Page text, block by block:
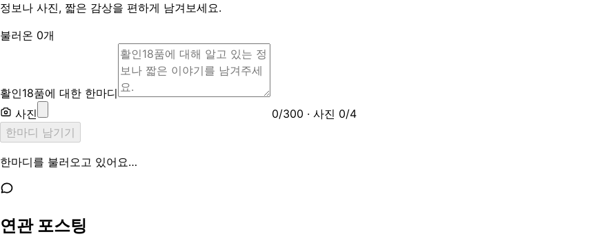
정보나 사진, 짧은 감상을 편하게 남겨보세요.
불러온 0개
활인18품에 대한 한마디
사진
0/300 · 사진 0/4
한마디 남기기
한마디를 불러오고 있어요…
연관 포스팅